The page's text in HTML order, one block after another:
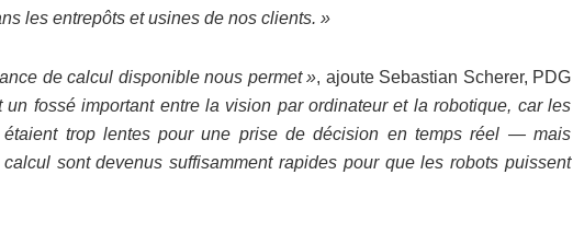
les entrepôts et usines de nos clients. »
de calcul disponible nous permet », ajoute Sebastian Scherer, PDG
fossé important entre la vision par ordinateur et la robotique, car les
trop lentes pour une prise de décision en temps réel — mais
sont devenus suffisamment rapides pour que les robots puissent